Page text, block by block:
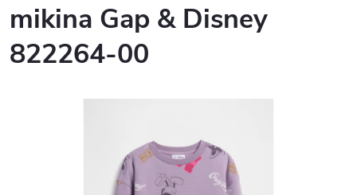
mikina Gap & Disney
822264-00